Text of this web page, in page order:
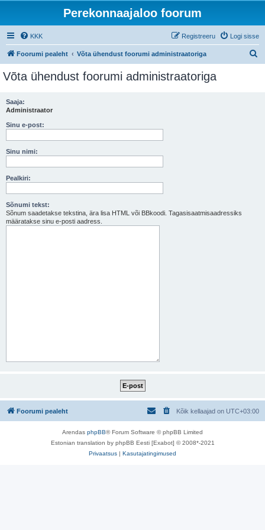
Perekonnaajaloo foorum
KKK Logi sisse
Registreeru
Foorumi pealeht Võta ühendust foorumi administraatoriga
Võta ühendust foorumi administraatoriga
Saaja:
Administraator
Sinu e-post:
Sinu nimi:
Pealkiri:
Sõnumi tekst:
Sõnum saadetakse tekstina, ära lisa HTML või BBkoodi. Tagasisaatmisaadressiks
määratakse sinu e-posti aadress.
Foorumi pealeht Kõik kellaajad on UTC+03:00
Arendas phpBB® Forum Software © phpBB Limited
Estonian translation by phpBB Eesti [Exabot] © 2008*-2021
Privaatsus | Kasutajatingimused